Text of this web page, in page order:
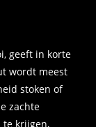
geeft in korte
wordt meest
stoken of
zachte
te krijgen,